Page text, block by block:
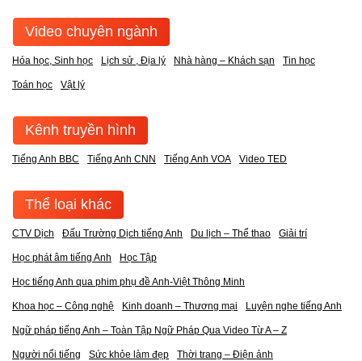
Video chuyên ngành
Hóa học, Sinh học Lịch sử , Địa lý Nhà hàng – Khách sạn Tin học
Toán học Vật lý
Kênh truyền hình
Tiếng Anh BBC Tiếng Anh CNN Tiếng Anh VOA Video TED
Thể loại khác
CTV Dịch Đấu Trường Dịch tiếng Anh Du lịch – Thể thao Giải trí
Học phát âm tiếng Anh Học Tập
Học tiếng Anh qua phim phụ đề Anh-Việt Thông Minh
Khoa học – Công nghệ Kinh doanh – Thương mại Luyện nghe tiếng Anh
Ngữ pháp tiếng Anh – Toàn Tập Ngữ Pháp Qua Video Từ A – Z
Người nổi tiếng Sức khỏe làm đẹp Thời trang – Điện ảnh